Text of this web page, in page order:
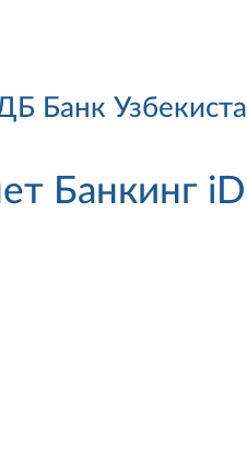
Банк
Банкинг